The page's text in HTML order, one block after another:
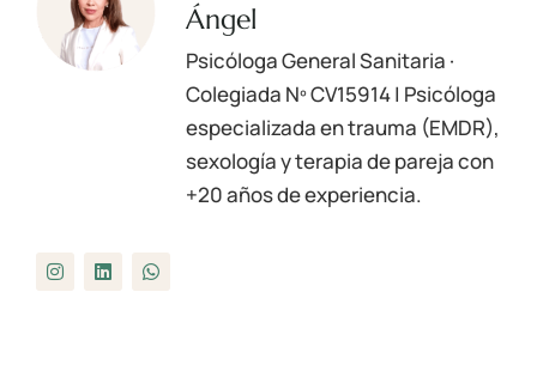
Ángel
Psicóloga General Sanitaria ·
Colegiada NºCV15914| Psicóloga
especializada en trauma (EMDR),
sexología y terapia de pareja con
+20 años de experiencia.